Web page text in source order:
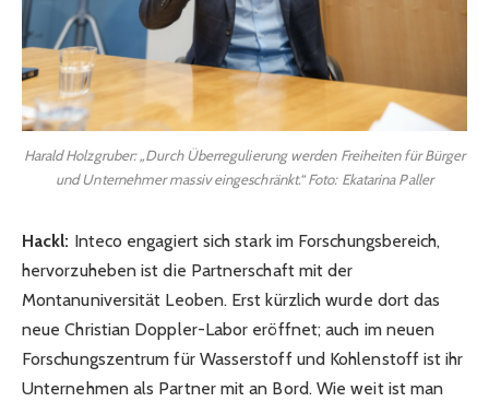
Harald Holzgruber: „Durch Überregulierung werden Freiheiten für Bürger
und Unternehmer massiv eingeschränkt.“ Foto: Ekatarina Paller
Hackl: Inteco engagiert sich stark im Forschungsbereich,
hervorzuheben ist die Partnerschaft mit der
Montanuniversität Leoben. Erst kürzlich wurde dort das
neue Christian Doppler-Labor eröffnet; auch im neuen
Forschungszentrum für Wasserstoff und Kohlenstoff ist ihr
Unternehmen als Partner mit an Bord. Wie weit ist man